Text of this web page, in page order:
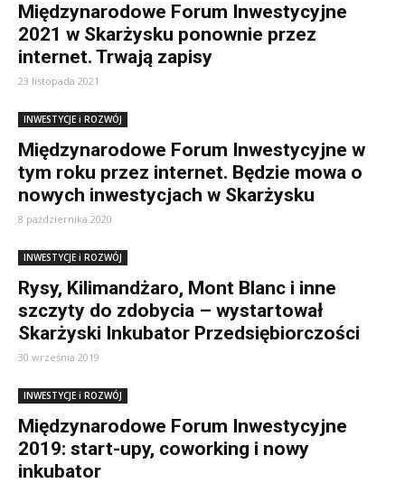
Międzynarodowe Forum Inwestycyjne
2021 w Skarżysku ponownie przez
internet. Trwają zapisy
23 listopada 2021
INWESTYCJE i ROZWÓJ
Międzynarodowe Forum Inwestycyjne w
tym roku przez internet. Będzie mowa o
nowych inwestycjach w Skarżysku
8 października 2020
INWESTYCJE i ROZWÓJ
Rysy, Kilimandżaro, Mont Blanc i inne
szczyty do zdobycia – wystartował
Skarżyski Inkubator Przedsiębiorczości
30 września 2019
INWESTYCJE i ROZWÓJ
Międzynarodowe Forum Inwestycyjne
2019: start-upy, coworking i nowy
inkubator